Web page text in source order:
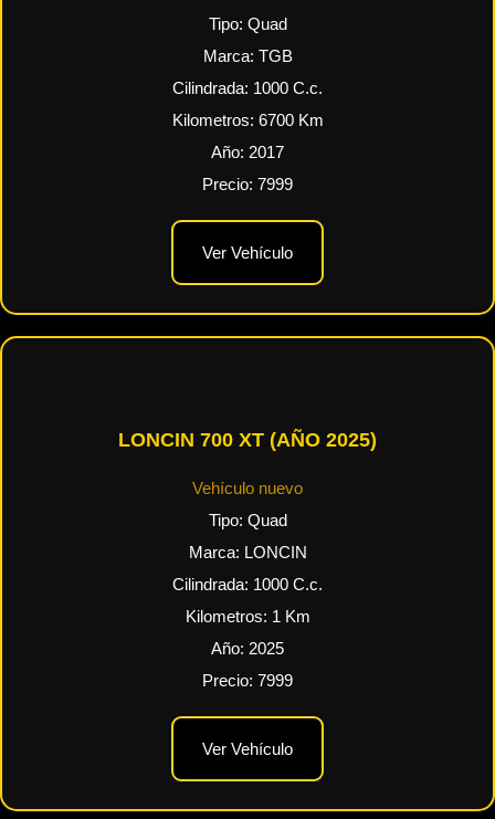
Tipo: Quad
Marca: TGB
Cilindrada: 1000 C.c.
Kilometros: 6700Km
Año: 2017
Precio: 7999
Ver Vehículo
LONCIN 700 XT (AÑO 2025)
Vehículo nuevo
Tipo: Quad
Marca: LONCIN
Cilindrada: 1000 C.c.
Kilometros: 1 Km
Año: 2025
Precio: 7999
Ver Vehículo